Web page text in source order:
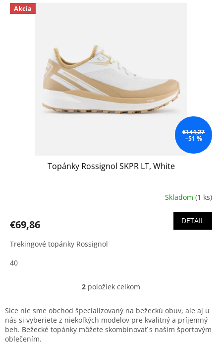
Akcia
€144,27
–51 %
Topánky Rossignol SKPR LT, White
Skladom (1 ks)
€69,86 DETAIL
Trekingové topánky Rossignol
40
O
l
á
d
2 položiek celkom
Síce nie sme obchod špecializovaný na bežeckú obuv, ale aj u
nás si vyberiete z niekoľkých modelov pre kvalitný a príjemný
beh. Bežecké topánky môžete skombinovať s našim športovým
oblečením.